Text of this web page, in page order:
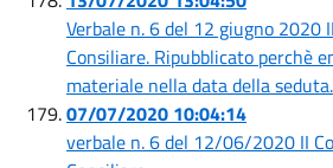
Verbale n. 6 del 12 giugno 2020
Consiliare. Ripubblicato perchè
materiale nella data della seduta.
07/07/2020 10:04:14
verbale n. 6 del 12/06/2020 II